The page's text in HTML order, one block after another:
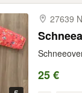
27639
25 €